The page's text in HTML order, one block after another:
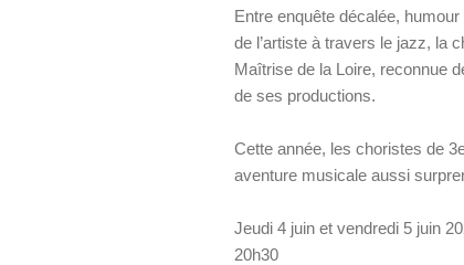
Entre enquête décalée,
de l’artiste à travers le jazz, la
Maîtrise de la Loire, reconnue
de ses productions.
Cette année, les choristes de
aventure musicale aussi
Jeudi 4 juin et vendredi 5 juin
20h30